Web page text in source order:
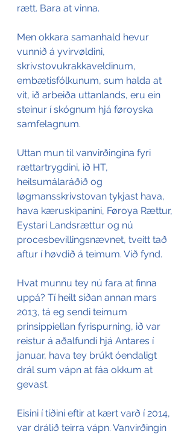
rætt. Bara at vinna.
Men okkara samanhald hevur
vunnið á yvirvøldini,
skrivstovukrakkaveldinum,
embætisfólkunum, sum halda at
vit, ið arbeiða uttanlands, eru ein
steinur í skógnum hjá føroyska
samfelagnum.
Uttan mun til vanvirðingina fyri
rættartrygdini, ið HT,
heilsumálaráðið og
løgmansskrivstovan tykjast hava,
hava kæruskipanini, Føroya Rættur,
Eystari Landsrættur og nú
procesbevillingsnævnet, tveitt tað
aftur í høvdið á teimum. Við fynd.
Hvat munnu tey nú fara at finna
uppá? Tí heilt síðan annan mars
2013, tá eg sendi teimum
prinsippiellan fyrispurning, ið var
reistur á aðalfundi hjá Antares í
januar, hava tey brúkt óendaligt
drál sum vápn at fáa okkum at
gevast.
Eisini í tíðini eftir at kært varð í 2014,
var drálið teirra vápn. Vanvirðingin